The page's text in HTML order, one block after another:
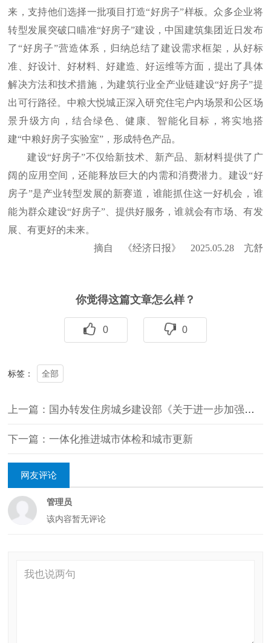
来，支持他们选择一批项目打造“好房子”样板。众多企业将
转型发展突破口瞄准“好房子”建设，中国建筑集团近日发布
了“好房子”营造体系，归纳总结了建设需求框架，从好标
准、好设计、好材料、好建造、好运维等方面，提出了具体
解决方法和技术措施，为建筑行业全产业链建设“好房子”提
出可行路径。中粮大悦城正深入研究住宅户内场景和公区场
景升级方向，结合绿色、健康、智能化目标，将实地搭
建“中粮好房子实验室”，形成特色产品。
建设“好房子”不仅给新技术、新产品、新材料提供了广
阔的应用空间，还能释放巨大的内需和消费潜力。建设“好
房子”是产业转型发展的新赛道，谁能抓住这一好机会，谁
能为群众建设“好房子”、提供好服务，谁就会有市场、有发
展、有更好的未来。
摘自 《经济日报》 2025.05.28 亢舒
你觉得这篇文章怎么样？
0 0
标签： 全部
上一篇：国办转发住房城乡建设部《关于进一步加强城市建筑垃圾治理的意见》
下一篇：一体化推进城市体检和城市更新
网友评论
管理员
该内容暂无评论